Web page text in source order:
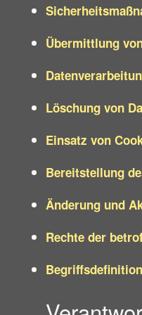
Übermittlung
Löschung von
Einsatz von
Bereitstellung
Änderung und
Rechte der